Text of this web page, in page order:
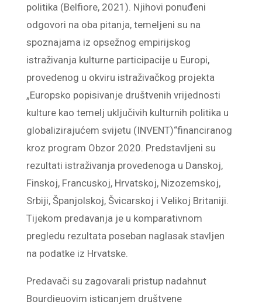
politika (Belfiore, 2021). Njihovi ponuđeni
odgovori na oba pitanja, temeljeni su na
spoznajama iz opsežnog empirijskog
istraživanja kulturne participacije u Europi,
provedenog u okviru istraživačkog projekta
„Europsko popisivanje društvenih vrijednosti
kulture kao temelj uključivih kulturnih politika u
globalizirajućem svijetu (INVENT)“financiranog
kroz program Obzor 2020. Predstavljeni su
rezultati istraživanja provedenoga u Danskoj,
Finskoj, Francuskoj, Hrvatskoj, Nizozemskoj,
Srbiji, Španjolskoj, Švicarskoj i Velikoj Britaniji.
Tijekom predavanja je u komparativnom
pregledu rezultata poseban naglasak stavljen
na podatke iz Hrvatske.
Predavači su zagovarali pristup nadahnut
Bourdieuovim isticanjem društvene